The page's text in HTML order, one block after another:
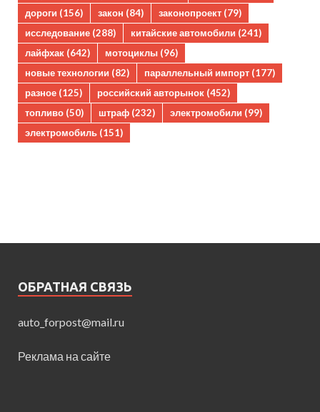
дороги (156) закон (84) законопроект (79)
исследование (288) китайские автомобили (241)
лайфхак (642) мотоциклы (96)
новые технологии (82) параллельный импорт (177)
разное (125) российский авторынок (452)
топливо (50) штраф (232) электромобили (99)
электромобиль (151)
ОБРАТНАЯ СВЯЗЬ
auto_forpost@mail.ru
Реклама на сайте